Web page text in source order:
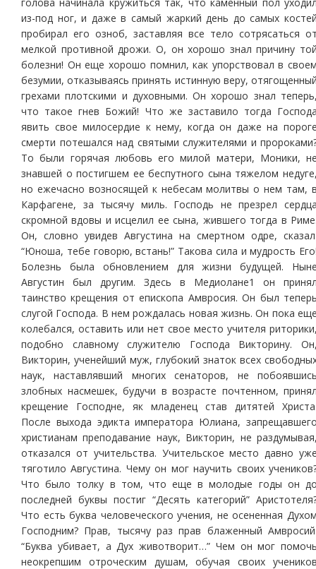
из-под ног, и даже в самый жаркий день до самых
пробирал его озноб, заставляя все тело сотрясаться
мелкой противной дрожи. О, он хорошо знал причину
болезни! Он еще хорошо помнил, как упорствовал в
безумии, отказываясь принять истинную веру,
грехами плотскими и духовными. Он хорошо знал
что такое гнев Божий! Что же заставило тогда
явить свое милосердие к нему, когда он даже на
смерти потешался над святыми служителями и
То были горячая любовь его милой матери, Моники,
знавшей о постигшем ее беспутного сына тяжелом
но ежечасно возносящей к небесам молитвы о нем там,
Карфагене, за тысячу миль. Господь не презрел
скромной вдовы и исцелил ее сына, жившего тогда в
Он, словно увидев Августина на смертном одре,
“Юноша, тебе говорю, встань!” Такова сила и мудрость
Болезнь была обновлением для жизни будущей.
Августин был другим. Здесь в Медиолане1 он
таинство крещения от епископа Амвросия. Он был
слугой Господа. В нем рождалась новая жизнь. Он пока
колебался, оставить или нет свое место учителя
подобно славному служителю Господа Викторину.
Викторин, ученейший муж, глубокий знаток всех
наук, наставлявший многих сенаторов, не
злобных насмешек, будучи в возрасте почтенном,
крещение Господне, як младенец став дитятей
После выхода эдикта императора Юлиана,
христианам преподавание наук, Викторин, не
отказался от учительства. Учительское место давно
тяготило Августина. Чему он мог научить своих
Что было толку в том, что еще в молодые годы он
последней буквы постиг “Десять категорий”
Что есть буква человеческого учения, не осененная
Господним? Прав, тысячу раз прав блаженный
“Буква убивает, а Дух животворит…” Чем он мог
неокрепшим отроческим душам, обучая своих